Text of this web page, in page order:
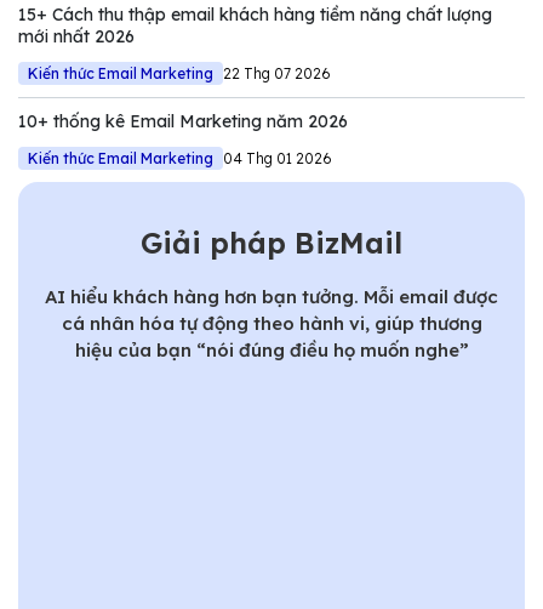
15+ Cách thu thập email khách hàng tiềm năng chất lượng
mới nhất 2026
Kiến thức Email Marketing 22 Thg 07 2026
10+ thống kê Email Marketing năm 2026
Kiến thức Email Marketing 04 Thg 01 2026
Giải pháp BizMail
AI hiểu khách hàng hơn bạn tưởng. Mỗi email được
cá nhân hóa tự động theo hành vi, giúp thương
hiệu của bạn “nói đúng điều họ muốn nghe”